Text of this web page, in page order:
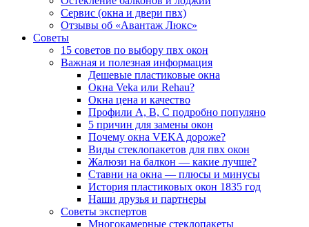
Сервис (окна и двери пвх)
Отзывы об «Авантаж Люкс»
Советы
15 советов по выбору пвх окон
Важная и полезная информация
Дешевые пластиковые окна
Окна Veka или Rehau?
Окна цена и качество
Профили А, В, С подробно популяно
5 причин для замены окон
Почему окна VEKA дороже?
Виды стеклопакетов для пвх окон
Жалюзи на балкон — какие лучше?
Ставни на окна — плюсы и минусы
История пластиковых окон 1835 год
Наши друзья и партнеры
Советы экспертов
Многокамерные стеклопакеты